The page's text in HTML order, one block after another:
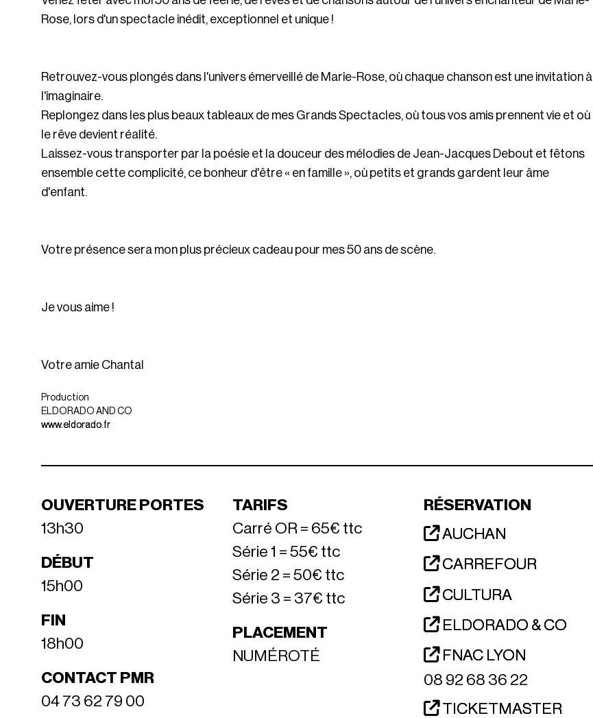
Rose, lors d'un spectacle inédit, exceptionnel et unique !
Retrouvez-vous plongés dans l'univers émerveillé de Marie-Rose, où chaque chanson est une invitation à
l'imaginaire.
Replongez dans les plus beaux tableaux de mes Grands Spectacles, où tous vos amis prennent vie et où
le rêve devient réalité.
Laissez-vous transporter par la poésie et la douceur des mélodies de Jean-Jacques Debout et fêtons
ensemble cette complicité, ce bonheur d'être « en famille », où petits et grands gardent leur âme
d'enfant.
Votre présence sera mon plus précieux cadeau pour mes 50 ans de scène.
Je vous aime !
Votre amie Chantal
Production
ELDORADO AND CO
www.eldorado.fr
OUVERTURE PORTES
13h30
DÉBUT
15h00
FIN
18h00
CONTACT PMR
04 73 62 79 00
TARIFS
Carré OR = 65€ ttc
Série 1 = 55€ ttc
Série 2 = 50€ ttc
Série 3 = 37€ ttc
PLACEMENT
NUMÉROTÉ
RÉSERVATION
AUCHAN
CARREFOUR
CULTURA
ELDORADO & CO
FNAC LYON
08 92 68 36 22
TICKETMASTER